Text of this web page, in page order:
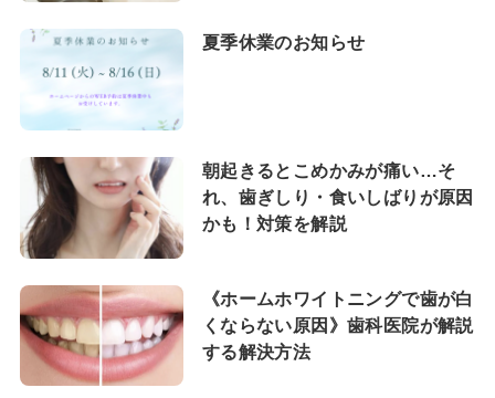
夏季休業のお知らせ
朝起きるとこめかみが痛い…そ
れ、歯ぎしり・食いしばりが原因
かも！対策を解説
《ホームホワイトニングで歯が白
くならない原因》歯科医院が解説
する解決方法